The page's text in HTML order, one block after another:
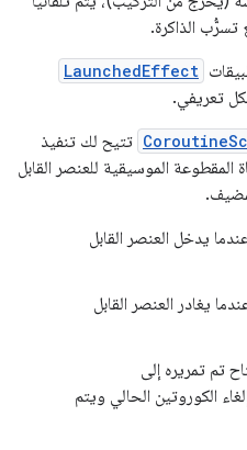
تسرُّب الذاكرة.
LaunchedEffect
تتيح لك تنفيذ
الموسيقية للعنصر القابل
يدخل العنصر القابل
يغادر العنصر القابل
تم تمريره إلى
الكوروتين الحالي ويتم